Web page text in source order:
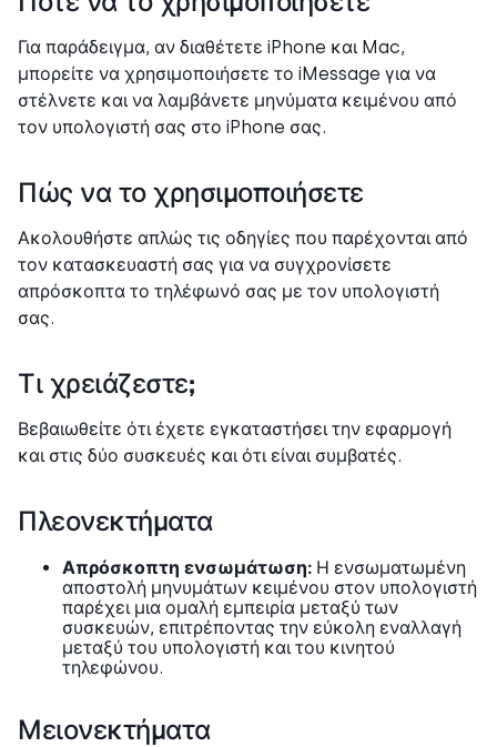
Για παράδειγμα, αν διαθέτετε iPhone και Mac,
μπορείτε να χρησιμοποιήσετε το iMessage για να
στέλνετε και να λαμβάνετε μηνύματα κειμένου από
τον υπολογιστή σας στο iPhone σας.
Πώς να το χρησιμοποιήσετε
Ακολουθήστε απλώς τις οδηγίες που παρέχονται από
τον κατασκευαστή σας για να συγχρονίσετε
απρόσκοπτα το τηλέφωνό σας με τον υπολογιστή
σας.
Τι χρειάζεστε;
Βεβαιωθείτε ότι έχετε εγκαταστήσει την εφαρμογή
και στις δύο συσκευές και ότι είναι συμβατές.
Πλεονεκτήματα
Απρόσκοπτη ενσωμάτωση: Η ενσωματωμένη
αποστολή μηνυμάτων κειμένου στον υπολογιστή
παρέχει μια ομαλή εμπειρία μεταξύ των
συσκευών, επιτρέποντας την εύκολη εναλλαγή
μεταξύ του υπολογιστή και του κινητού
τηλεφώνου.
Μειονεκτήματα